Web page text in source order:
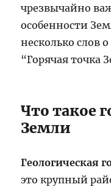
чрезвычайно
особенности
несколько слов
“Горячая точка
Что такое
Земли
Геологическая
это крупный